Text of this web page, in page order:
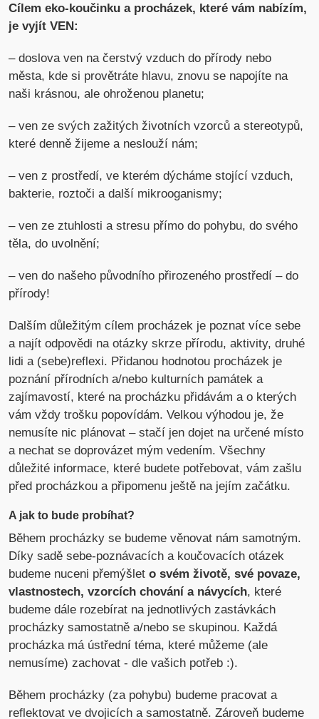
Cílem eko-koučinku a procházek, které vám nabízím,
je vyjít VEN:
– doslova ven na čerstvý vzduch do přírody nebo
města, kde si provětráte hlavu, znovu se napojíte na
naši krásnou, ale ohroženou planetu;
– ven ze svých zažitých životních vzorců a stereotypů,
které denně žijeme a neslouží nám;
– ven z prostředí, ve kterém dýcháme stojící vzduch,
bakterie, roztoči a další mikrooganismy;
– ven ze ztuhlosti a stresu přímo do pohybu, do svého
těla, do uvolnění;
– ven do našeho původního přirozeného prostředí – do
přírody!
Dalším důležitým cílem procházek je poznat více sebe
a najít odpovědi na otázky skrze přírodu, aktivity, druhé
lidi a (sebe)reflexi. Přidanou hodnotou procházek je
poznání přírodních a/nebo kulturních památek a
zajímavostí, které na procházku přidávám a o kterých
vám vždy trošku popovídám. Velkou výhodou je, že
nemusíte nic plánovat – stačí jen dojet na určené místo
a nechat se doprovázet mým vedením. Všechny
důležité informace, které budete potřebovat, vám zašlu
před procházkou a připomenu ještě na jejím začátku.
A jak to bude probíhat?
Během procházky se budeme věnovat nám samotným.
Díky sadě sebe-poznávacích a koučovacích otázek
budeme nuceni přemýšlet o svém životě, své povaze,
vlastnostech, vzorcích chování a návycích, které
budeme dále rozebírat na jednotlivých zastávkách
procházky samostatně a/nebo se skupinou. Každá
procházka má ústřední téma, které můžeme (ale
nemusíme) zachovat - dle vašich potřeb :).
Během procházky (za pohybu) budeme pracovat a
reflektovat ve dvojicích a samostatně. Zároveň budeme